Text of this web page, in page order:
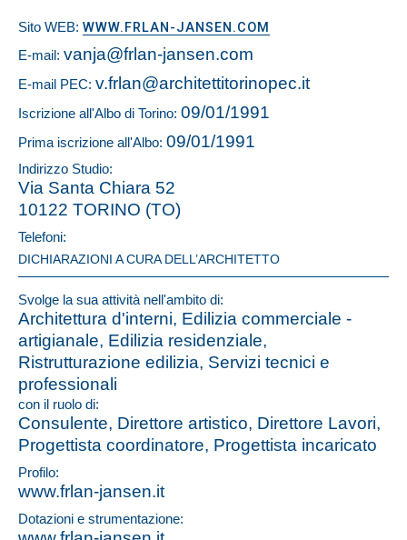
Sito WEB: WWW.FRLAN-JANSEN.COM
E-mail: vanja@frlan-jansen.com
E-mail PEC: v.frlan@architettitorinopec.it
Iscrizione all'Albo di Torino: 09/01/1991
Prima iscrizione all'Albo: 09/01/1991
Indirizzo Studio:
Via Santa Chiara 52
10122 TORINO (TO)
Telefoni:
DICHIARAZIONI A CURA DELL’ARCHITETTO
Svolge la sua attività nell'ambito di:
Architettura d'interni, Edilizia commerciale -
artigianale, Edilizia residenziale,
Ristrutturazione edilizia, Servizi tecnici e
professionali
con il ruolo di:
Consulente, Direttore artistico, Direttore Lavori,
Progettista coordinatore, Progettista incaricato
Profilo:
www.frlan-jansen.it
Dotazioni e strumentazione: